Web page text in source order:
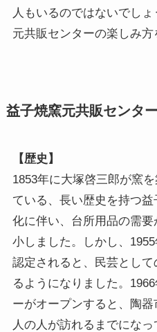
人もいるのではないでし
元共販センターの楽しみ方
益子焼窯元共販センタ
【歴史】
1853年に大塚啓三郎が窯
ている、長い歴史を持つ
化に伴い、台所用品の需
小しました。しかし、
認定されると、民芸とし
るようになりました。
ーがオープンすると、陶
人の人が訪れるまでになっ